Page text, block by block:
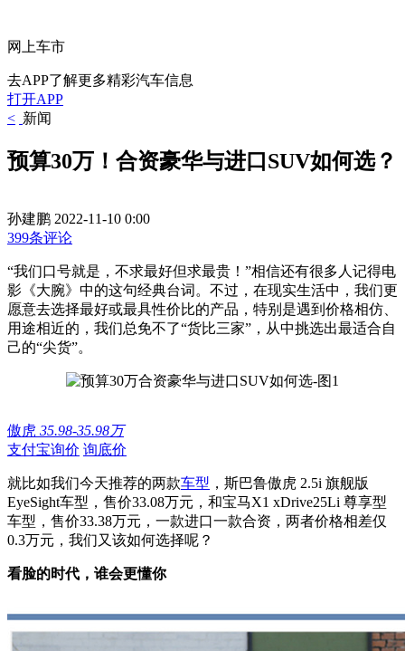
网上车市
去APP了解更多精彩汽车信息
打开APP
< 新闻
预算30万！合资豪华与进口SUV如何选？
孙建鹏 2022-11-10 0:00
399条评论
“我们口号就是，不求最好但求最贵！”相信还有很多人记得电
影《大腕》中的这句经典台词。不过，在现实生活中，我们更
愿意去选择最好或最具性价比的产品，特别是遇到价格相仿、
用途相近的，我们总免不了“货比三家”，从中挑选出最适合自
己的“尖货”。
傲虎 35.98-35.98万
支付宝询价 询底价
就比如我们今天推荐的两款车型 ，斯巴鲁傲虎 2.5i 旗舰版
EyeSight车型，售价33.08万元，和宝马X1 xDrive25Li 尊享型
车型，售价33.38万元，一款进口一款合资，两者价格相差仅
0.3万元，我们又该如何选择呢？
看脸的时代，谁会更懂你